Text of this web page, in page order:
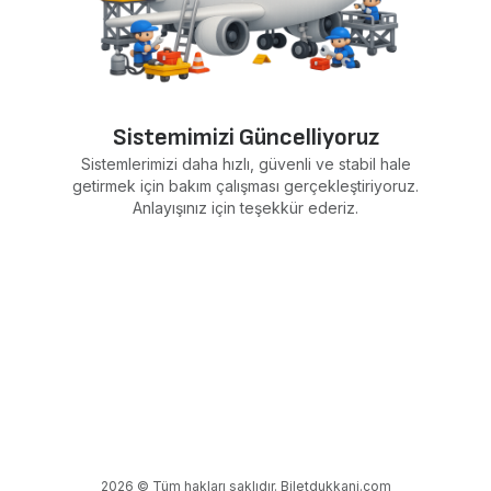
Sistemimizi Güncelliyoruz
Sistemlerimizi daha hızlı, güvenli ve stabil hale
getirmek için bakım çalışması gerçekleştiriyoruz.
Anlayışınız için teşekkür ederiz.
2026 © Tüm hakları saklıdır. Biletdukkani.com